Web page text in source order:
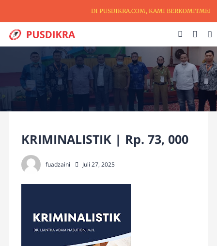
DI PUSDIKRA.COM, KAMI BERKOMITMEN
KRIMINALISTIK | Rp. 73, 000
fuadzaini Juli 27, 2025